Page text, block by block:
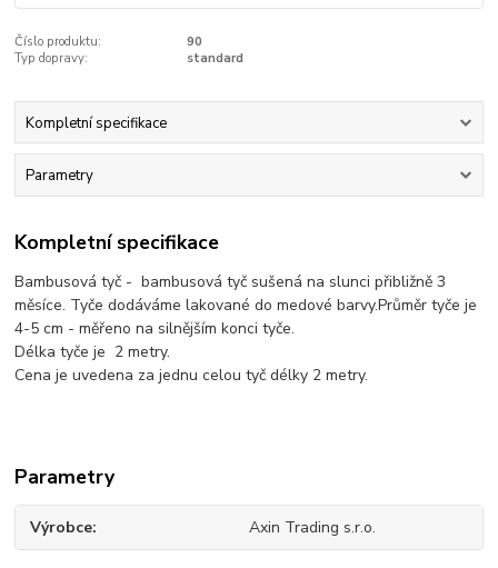
Číslo produktu:
90
Typ dopravy:
standard
Kompletní specifikace
Parametry
Kompletní specifikace
Bambusová tyč - bambusová tyč sušená na slunci přibližně 3
měsíce. Tyče dodáváme lakované do medové barvy.Průměr tyče je
4-5 cm - měřeno na silnějším konci tyče.
Délka tyče je 2 metry.
Cena je uvedena za jednu celou tyč délky 2 metry.
Parametry
Výrobce Axin Trading s.r.o.